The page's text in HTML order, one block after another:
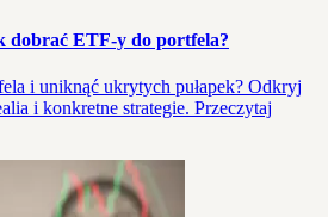
dobrać ETF-y do portfela?
i uniknąć ukrytych pułapek? Odkryj
i konkretne strategie. Przeczytaj